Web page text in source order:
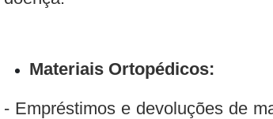
Materiais Ortopédicos:
- Empréstimos e devoluções de